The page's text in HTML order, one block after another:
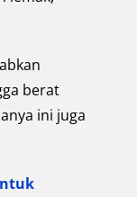
berat
ini juga